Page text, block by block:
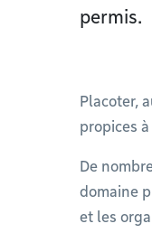
permis.
Placoter,
propices
De
domaine
et les